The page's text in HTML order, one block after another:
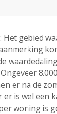
Het gebied
er na de
er is wel een
woning is